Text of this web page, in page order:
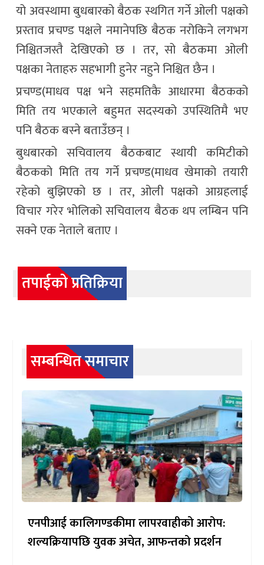
यो अवस्थामा बुधबारको बैठक स्थगित गर्ने ओली पक्षको
प्रस्ताव प्रचण्ड पक्षले नमानेपछि बैठक नरोकिने लगभग
निश्चितजस्तै देखिएको छ । तर, सो बैठकमा ओली
पक्षका नेताहरु सहभागी हुनेर नहुने निश्चित छैन ।
प्रचण्ड(माधव पक्ष भने सहमतिकै आधारमा बैठकको
मिति तय भएकाले बहुमत सदस्यको उपस्थितिमै भए
पनि बैठक बस्ने बताउँछन् ।
बुधबारको सचिवालय बैठकबाट स्थायी कमिटीको
बैठकको मिति तय गर्ने प्रचण्ड(माधव खेमाको तयारी
रहेको बुझिएको छ । तर, ओली पक्षको आग्रहलाई
विचार गरेर भोलिको सचिवालय बैठक थप लम्बिन पनि
सक्ने एक नेताले बताए ।
तपाईको प्रतिक्रिया
सम्बन्धित समाचार
एनपीआई कालिगण्डकीमा लापरवाहीको आरोप:
शल्यक्रियापछि युवक अचेत, आफन्तको प्रदर्शन